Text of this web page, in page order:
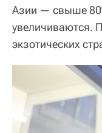
Азии — свыше
увеличиваются.
экзотических